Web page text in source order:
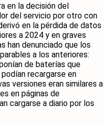
en la decisión del
del servicio por otro con
en la pérdida de datos
a 2024 y en graves
han denunciado que los
a los anteriores:
de baterías que
recargarse en
versiones eran similares a
en páginas de
cargarse a diario por los